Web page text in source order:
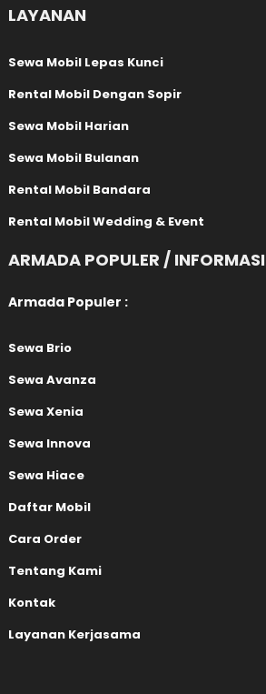
LAYANAN
Sewa Mobil Lepas Kunci
Rental Mobil Dengan Sopir
Sewa Mobil Harian
Sewa Mobil Bulanan
Rental Mobil Bandara
Rental Mobil Wedding & Event
ARMADA POPULER / INFORMASI
Armada Populer :
Sewa Brio
Sewa Avanza
Sewa Xenia
Sewa Innova
Sewa Hiace
Daftar Mobil
Cara Order
Tentang Kami
Kontak
Layanan Kerjasama